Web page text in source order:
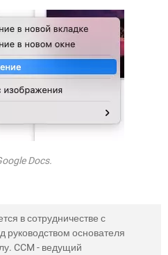
Docs.
в сотрудничестве с
руководством основателя
CCM - ведущий